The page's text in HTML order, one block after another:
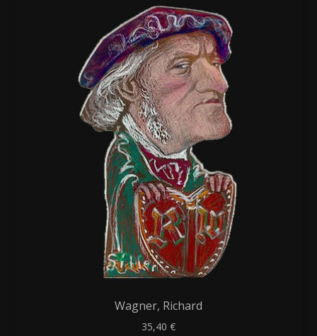
Wagner, Richard
35,40 €